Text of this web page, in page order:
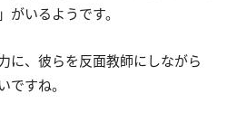
がいるようです。
に、彼らを反面教師にしながら
ですね。